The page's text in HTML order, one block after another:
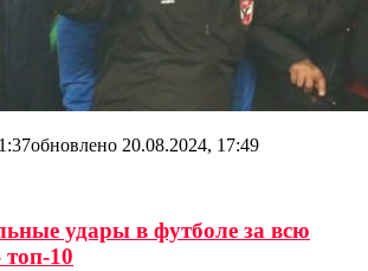
обновлено 20.08.2024, 17:49
удары в футболе за всю
10